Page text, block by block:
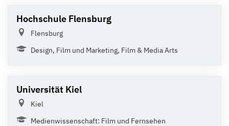
Hochschule Flensburg
Flensburg
Design, Film und Marketing, Film & Media Arts
Universität Kiel
Kiel
Medienwissenschaft: Film und Fernsehen